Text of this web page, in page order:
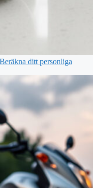
ditt personliga